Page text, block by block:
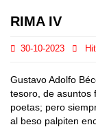
RIMA IV
30-10-2023
Gustavo Adolfo
tesoro, de asuntos
poetas; pero
al beso palpiten